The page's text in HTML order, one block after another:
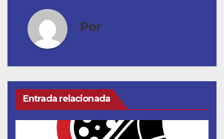
Por
Entrada relacionada